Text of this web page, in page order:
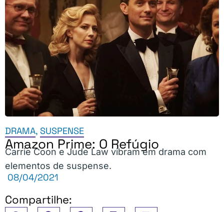
DRAMA, SUSPENSE
Amazon Prime: O Refúgio
Carrie Coon e Jude Law vibram em drama com
elementos de suspense.
08/04/2021
Compartilhe: